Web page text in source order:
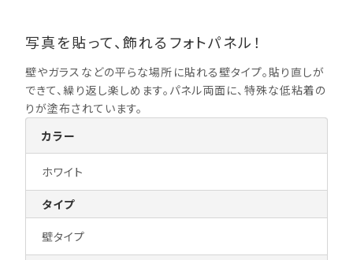
写真を貼って、飾れるフォトパネル！
壁やガラスなどの平らな場所に貼れる壁タイプ。貼り直しが
できて、繰り返し楽しめます。パネル両面に、特殊な低粘着の
りが塗布されています。
カラー
ホワイト
タイプ
壁タイプ